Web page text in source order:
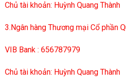
Chủ tài khoản: Huỳnh Quang Thành
3.Ngân hàng Thương mại Cổ phần
VIB Bank : 656787979
Chủ tài khoản: Huỳnh Quang Thành